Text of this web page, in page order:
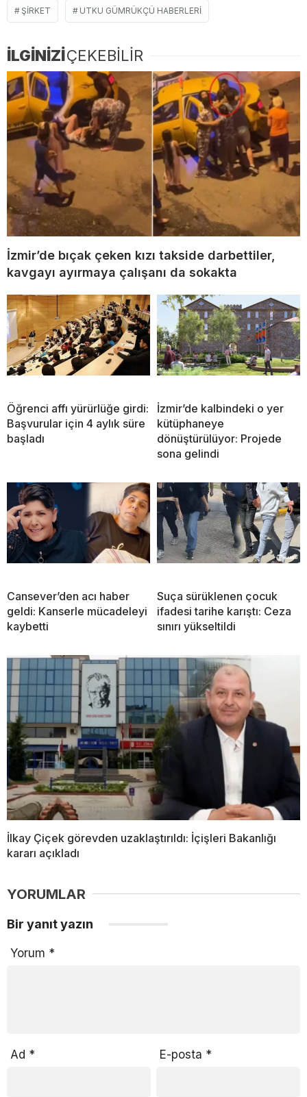
ŞIRKET UTKU GÜMRÜKÇÜ HABERLERI
İLGİNİZİÇEKEBİLİR
İzmir’de bıçak çeken kızı takside darbettiler,
kavgayı ayırmaya çalışanı da sokakta
Öğrenci affı yürürlüğe girdi:
Başvurular için 4 aylık süre
başladı
İzmir’de kalbindeki o yer
kütüphaneye
dönüştürülüyor: Projede
sona gelindi
Cansever’den acı haber
geldi: Kanserle mücadeleyi
kaybetti
Suça sürüklenen çocuk
ifadesi tarihe karıştı: Ceza
sınırı yükseltildi
İlkay Çiçek görevden uzaklaştırıldı: İçişleri Bakanlığı
kararı açıkladı
YORUMLAR
Bir yanıt yazın
Yorum *
Ad * E-posta *